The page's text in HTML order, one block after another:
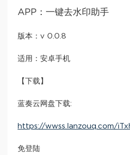
APP：一键去水印助手
版本：v 0.0.8
适用：安卓手机
【下载】
蓝奏云网盘下载:
https://wwss.lanzouq.com/
免登陆